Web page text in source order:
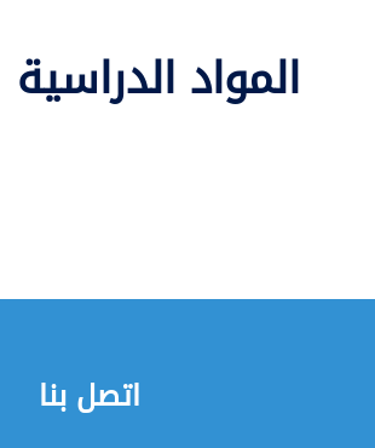
المواد الدراسية
اتصل بنا